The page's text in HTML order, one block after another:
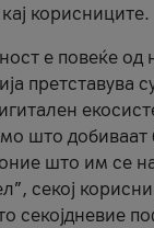
корисниците.
е повеќе од
претставува
што добиваат
што им се
секој
секојдневие